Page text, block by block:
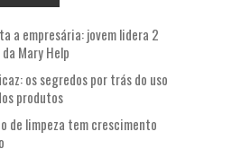
a empresária: jovem lidera 2
Mary Help
os segredos por trás do uso
produtos
de limpeza tem crescimento